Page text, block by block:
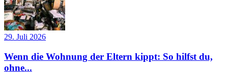
29. Juli 2026
Wenn die Wohnung der Eltern kippt: So hilfst du,
ohne...